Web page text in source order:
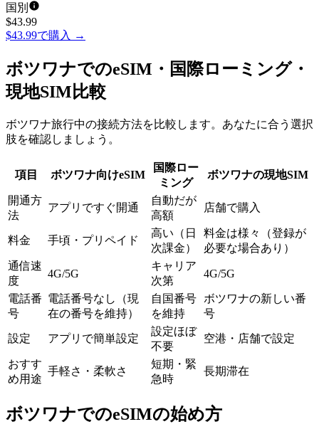
国別
$43.99
$43.99で購入 →
ボツワナでのeSIM・国際ローミング・
現地SIM比較
ボツワナ旅行中の接続方法を比較します。あなたに合う選択
肢を確認しましょう。
項目 ボツワナ向けeSIM
国際ロー
ミング
ボツワナの現地SIM
開通方
法
アプリですぐ開通
自動だが
高額
店舗で購入
料金 手頃・プリペイド
高い（日
次課金）
料金は様々（登録が
必要な場合あり）
通信速
度
4G/5G
キャリア
次第
4G/5G
電話番
号
電話番号なし（現
在の番号を維持）
自国番号
を維持
ボツワナの新しい番
号
設定 アプリで簡単設定
設定ほぼ
不要
空港・店舗で設定
おすす
め用途
手軽さ・柔軟さ
短期・緊
急時
長期滞在
ボツワナでのeSIMの始め方